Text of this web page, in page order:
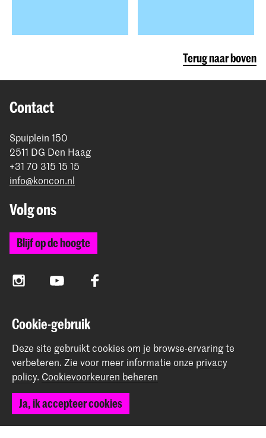
Terug naar boven
Contact
Spuiplein 150
2511 DG Den Haag
+31 70 315 15 15
info@koncon.nl
Volg ons
Blijf op de hoogte
InstagramYouTube Facebook
Het Koninklijk Conservatorium en de Koninklijke
Academie van Beeldende Kunsten vormen samen
Hogeschool der Kunsten Den Haag.
© 2025 - 2026 Koninklijk Conservatorium |privacy beleid|
Cookie-gebruik
Deze site gebruikt cookies om je browse-ervaring te
verbeteren. Zie voor meer informatie onze privacy
policy. Cookievoorkeuren beheren
Ja, ik accepteer cookies